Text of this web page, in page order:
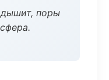
поры